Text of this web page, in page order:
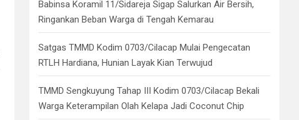
Babinsa Koramil 11/Sidareja Sigap Salurkan Air Bersih,
Ringankan Beban Warga di Tengah Kemarau
Satgas TMMD Kodim 0703/Cilacap Mulai Pengecatan
RTLH Hardiana, Hunian Layak Kian Terwujud
TMMD Sengkuyung Tahap III Kodim 0703/Cilacap Bekali
Warga Keterampilan Olah Kelapa Jadi Coconut Chip